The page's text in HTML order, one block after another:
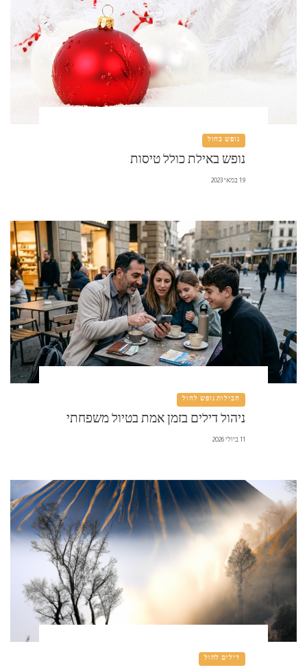
נופש בחול
נופש באילת כולל טיסות
19 במאי 2023
חבילות נופש לחול
ניהול דילים בזמן אמת בטיול משפחתי
11 ביולי 2026
דילים לחול